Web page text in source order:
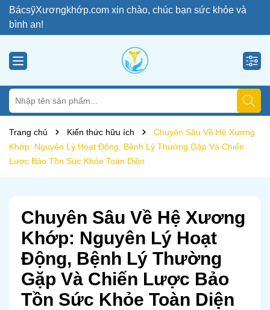
BácsỹXươngkhớp.com xin chào, chúc bạn sức khỏe và
bình an!
Trang chủ Kiến thức hữu ích
Chuyên Sâu Về Hệ Xương
Khớp: Nguyên Lý Hoạt Động, Bệnh Lý Thường Gặp Và Chiến
Lược Bảo Tồn Sức Khỏe Toàn Diện
Chuyên Sâu Về Hệ Xương
Khớp: Nguyên Lý Hoạt
Động, Bệnh Lý Thường
Gặp Và Chiến Lược Bảo
Tồn Sức Khỏe Toàn Diện